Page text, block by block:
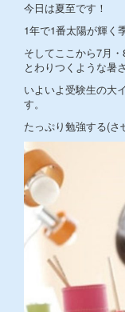
今日は夏至です！
1年で1番太陽が輝く
そしてここから7月
とわりつくような暑
いよいよ受験生の大
す。
たっぷり勉強する(さ